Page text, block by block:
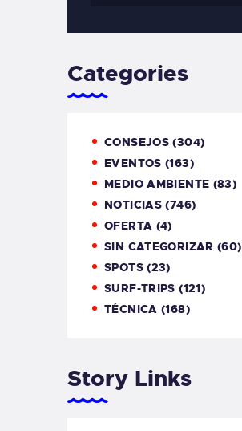
Categories
CONSEJOS (304)
EVENTOS (163)
MEDIO AMBIENTE (83)
NOTICIAS (746)
OFERTA (4)
SIN CATEGORIZAR (60)
SPOTS(23)
SURF-TRIPS (121)
TÉCNICA (168)
Story Links